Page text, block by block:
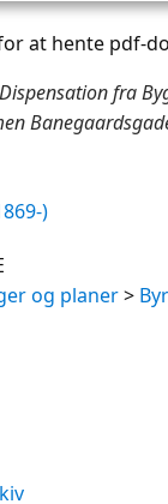
at hente pdf-
fra
)
og planer>